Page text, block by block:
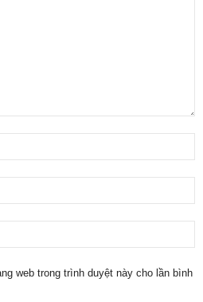
web trong trình duyệt này cho lần bình